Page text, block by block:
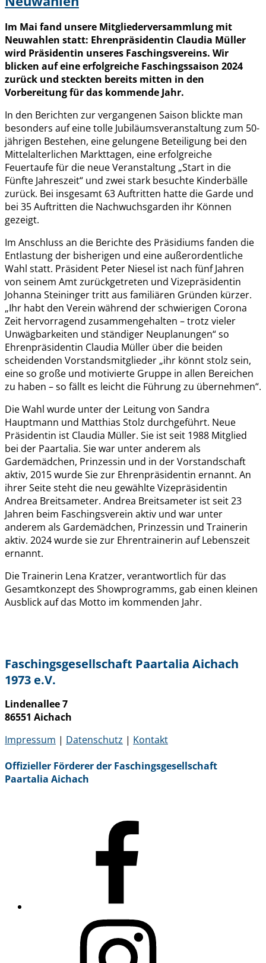
Im Mai fand unsere Mitgliederversammlung mit
Neuwahlen statt: Ehrenpräsidentin Claudia Müller
wird Präsidentin unseres Faschingsvereins. Wir
blicken auf eine erfolgreiche Faschingssaison 2024
zurück und steckten bereits mitten in den
Vorbereitung für das kommende Jahr.
In den Berichten zur vergangenen Saison blickte man
besonders auf eine tolle Jubiläumsveranstaltung zum 50-
jährigen Bestehen, eine gelungene Beteiligung bei den
Mittelalterlichen Markttagen, eine erfolgreiche
Feuertaufe für die neue Veranstaltung „Start in die
Fünfte Jahreszeit“ und zwei stark besuchte Kinderbälle
zurück. Bei insgesamt 63 Auftritten hatte die Garde und
bei 35 Auftritten die Nachwuchsgarden ihr Können
gezeigt.
Im Anschluss an die Berichte des Präsidiums fanden die
Entlastung der bisherigen und eine außerordentliche
Wahl statt. Präsident Peter Niesel ist nach fünf Jahren
von seinem Amt zurückgetreten und Vizepräsidentin
Johanna Steininger tritt aus familiären Gründen kürzer.
„Ihr habt den Verein während der schwierigen Corona
Zeit hervorragend zusammengehalten – trotz vieler
Unwägbarkeiten und ständiger Neuplanungen“ so
Ehrenpräsidentin Claudia Müller über die beiden
scheidenden Vorstandsmitglieder „ihr könnt stolz sein,
eine so große und motivierte Gruppe in allen Bereichen
zu haben – so fällt es leicht die Führung zu übernehmen“.
Die Wahl wurde unter der Leitung von Sandra
Hauptmann und Matthias Stolz durchgeführt. Neue
Präsidentin ist Claudia Müller. Sie ist seit 1988 Mitglied
bei der Paartalia. Sie war unter anderem als
Gardemädchen, Prinzessin und in der Vorstandschaft
aktiv, 2015 wurde Sie zur Ehrenpräsidentin ernannt. An
ihrer Seite steht die neu gewählte Vizepräsidentin
Andrea Breitsameter. Andrea Breitsameter ist seit 23
Jahren beim Faschingsverein aktiv und war unter
anderem als Gardemädchen, Prinzessin und Trainerin
aktiv. 2024 wurde sie zur Ehrentrainerin auf Lebenszeit
ernannt.
Die Trainerin Lena Kratzer, verantwortlich für das
Gesamtkonzept des Showprogramms, gab einen kleinen
Ausblick auf das Motto im kommenden Jahr.
Faschingsgesellschaft Paartalia Aichach
1973 e.V.
Lindenallee 7
86551 Aichach
Impressum | Datenschutz | Kontakt
Offizieller Förderer der Faschingsgesellschaft
Paartalia Aichach